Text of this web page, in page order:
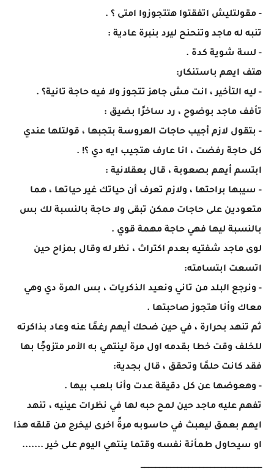
- مقولتليش اتفقتوا هتتجوزوا امتى ؟ .
تنبه له ماجد وتنحنح ليرد بنبرة عادية :
- لسة شوية كدة .
هتف ايهم باستنكار:
- ليه التأخير ، انت مش جاهز تتجوز ولا فيه حاجة تانية؟ .
تأفف ماجد بوضوح ، رد ساخرًا بضيق :
- بتقول لازم أجيب حاجات العروسة بتجبها ، قولتلها عندي
كل حاجة رفضت ، انا عارف هتجيب ايه دي ؟! .
ابتسم أيهم بصعوبة ، قال بعقلانية :
- سيبها براحتها ، ولازم تعرف أن حياتك غير حياتها ، هما
متعودين على حاجات ممكن تبقى ولا حاجة بالنسبة لك بس
بالنسبة ليها فهي حاجة مهمة قوي .
لوى ماجد شفتيه بعدم اكتراث ، نظر له وقال بمزاح حين
اتسعت ابتسامته:
- ونرجع البلد من تاني ونعيد الذكريات ، بس المرة دي وهي
معاك وأنا هتجوز صاحبتها .
ثم تنهد بحرارة ، في حين ضحك أيهم رغمًا عنه وعاد بذاكرته
للخلف وقت خطا بقدمه اول مرة لينتهي به الأمر متزوجًا بها
فقد كانت حلمًا وتحقق ، قال بجدية:
- وهعوضها عن كل دقيقة عدت وأنا بلعب بيها .
تفهم عليه ماجد حين لمح حبه لها في نظرات عينيه ، تنهد
ايهم بعمق ليعبث في حاسوبه مرةً اخرى ليخرج من قلقه هذا
او سيحاول طمأنة نفسه وقتما ينتهي اليوم على خير .......
_________________________________